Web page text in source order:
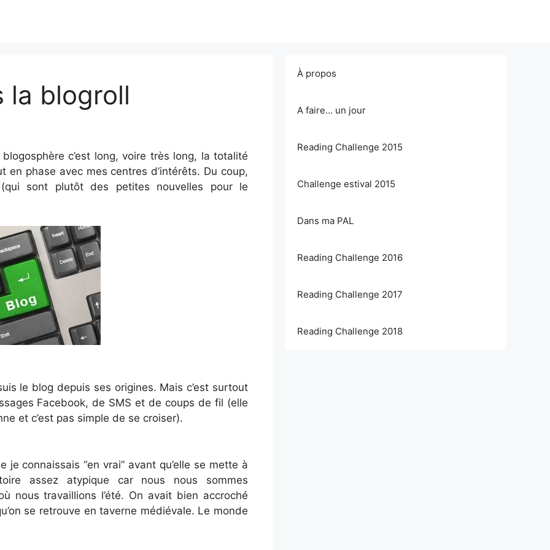
la blogroll
c’est long, voire très long, la totalité
phase avec mes centres d’intérêts. Du coup,
sont plutôt des petites nouvelles pour le
le blog depuis ses origines. Mais c’est surtout
Facebook, de SMS et de coups de fil (elle
et c’est pas simple de se croiser).
connaissais “en vrai” avant qu’elle se mette à
assez atypique car nous nous sommes
nous travaillions l’été. On avait bien accroché
se retrouve en taverne médiévale. Le monde
À propos
A faire… un jour
Reading Challenge 2015
Challenge estival 2015
Dans ma PAL
Reading Challenge 2016
Reading Challenge 2017
Reading Challenge 2018